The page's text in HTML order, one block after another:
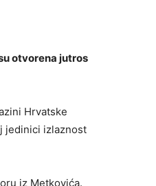
otvorena jutros
Hrvatske
jedinici izlaznost
iz Metkovića.